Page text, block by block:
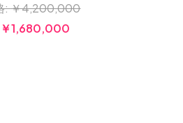
:￥4,200,000
￥1,680,000